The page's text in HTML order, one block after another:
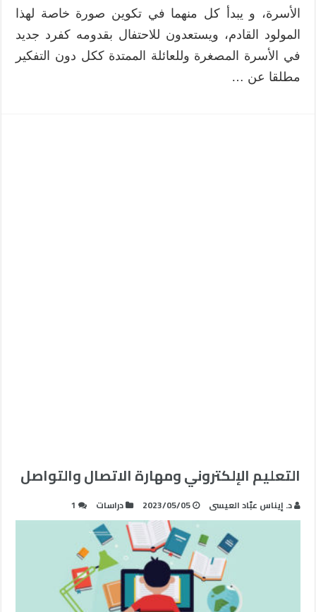
التعلم
التكيفية
مغلقة
الأسرة، و يبدأ كل منهما في تكوين صورة خاصة لهذا
المولود القادم، ويستعدون للاحتفال بقدومه كفرد جديد
في الأسرة المصغرة وللعائلة الممتدة ككل دون التفكير
مطلقا عن …
التعليم الإلكتروني ومهارة الاتصال والتواصل
د. إيناس عبّاد العيسى 2023/05/05 دراسات 1